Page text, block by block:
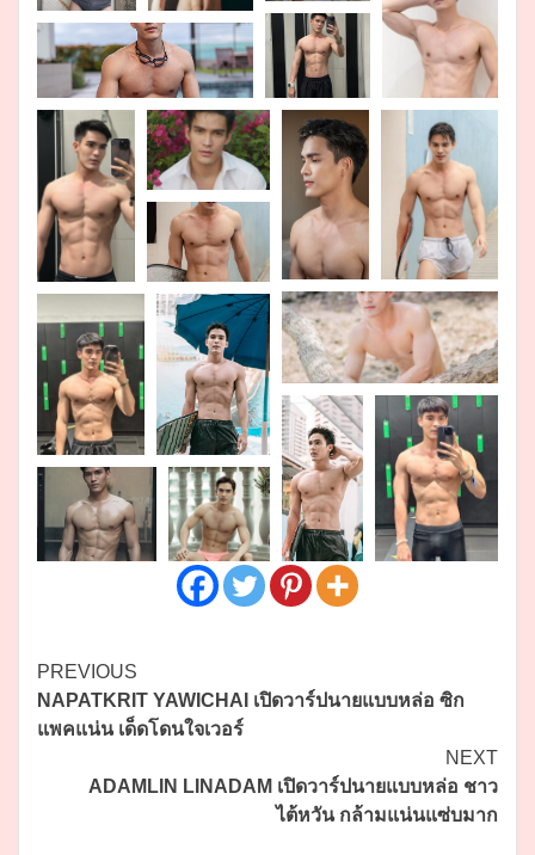
Continue
Reading
PREVIOUS
NAPATKRIT YAWICHAI เปิดวาร์ปนายแบบหล่อ ซิก
แพคแน่น เด็ดโดนใจเวอร์
NEXT
ADAMLIN LINADAM เปิดวาร์ปนายแบบหล่อ ชาว
ไต้หวัน กล้ามแน่นแซ่บมาก